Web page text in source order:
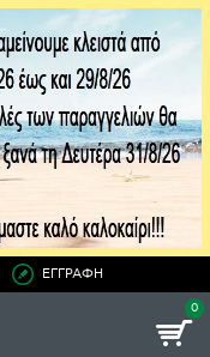
ΕΓΓΡΑΦΗ
0